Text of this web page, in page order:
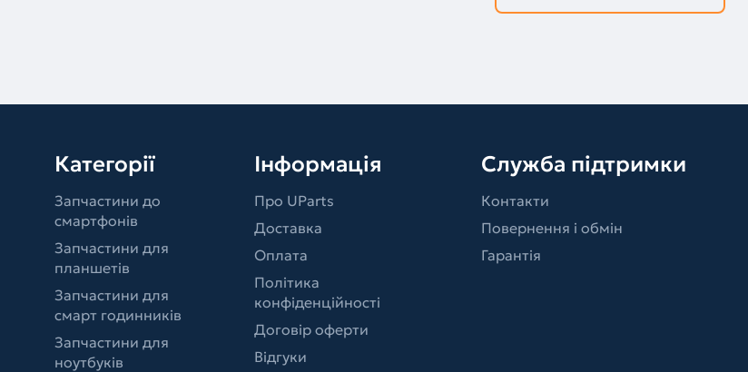
Категорії
Запчастини до
смартфонів
Запчастини для
планшетів
Запчастини для
смарт годинників
Запчастини для
ноутбуків
Інформація
Про UParts
Доставка
Оплата
Політика
конфіденційності
Договір оферти
Відгуки
Служба підтримки
Контакти
Повернення і обмін
Гарантія